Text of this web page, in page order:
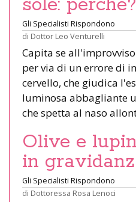
sole: perché?
Gli Specialisti Rispondono
di Dottor Leo Venturelli
Capita se
per via di un errore di
cervello, che giudica
luminosa abbagliante
che spetta al naso
Olive e
in
Gli Specialisti Rispondono
di Dottoressa Rosa Lenoci